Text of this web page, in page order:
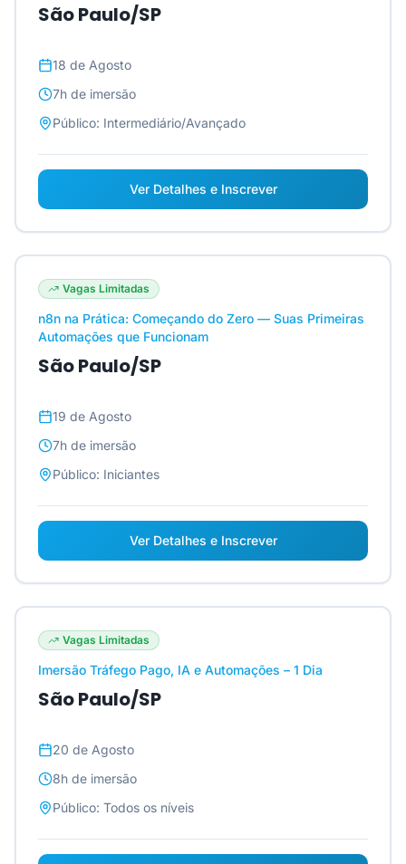
São Paulo/SP
18 de Agosto
7h de imersão
Público: Intermediário/Avançado
Ver Detalhes e Inscrever
Vagas Limitadas
n8n na Prática: Começando do Zero — Suas Primeiras
Automações que Funcionam
São Paulo/SP
19 de Agosto
7h de imersão
Público: Iniciantes
Ver Detalhes e Inscrever
Vagas Limitadas
Imersão Tráfego Pago, IA e Automações – 1 Dia
São Paulo/SP
20 de Agosto
8h de imersão
Público: Todos os níveis